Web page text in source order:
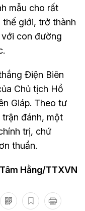
mẫu cho rất
giới, trở thành
con đường
Điện Biên
Chủ tịch Hồ
Giáp. Theo tư
đánh, một
trị, chứ
thuần.
Tâm Hằng/TTXVN